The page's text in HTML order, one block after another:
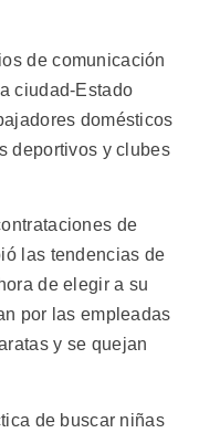
de comunicación
ciudad-Estado
domésticos
deportivos y clubes
de
las tendencias de
de elegir a su
por las empleadas
y se quejan
de buscar niñas